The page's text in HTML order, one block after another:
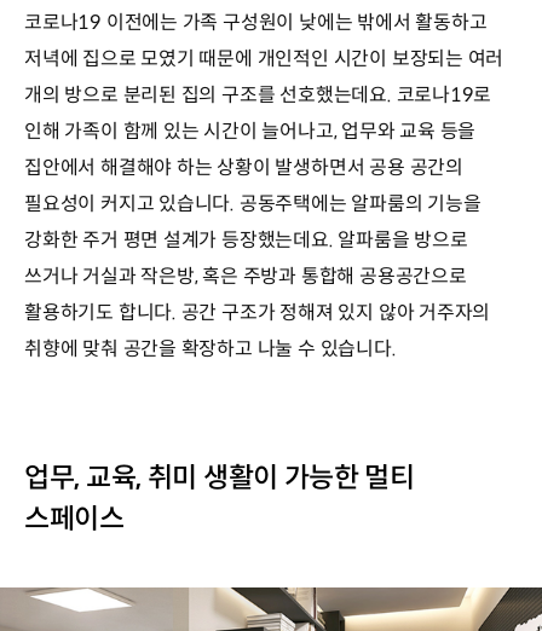
코로나19 이전에는 가족 구성원이 낮에는 밖에서 활동하고
저녁에 집으로 모였기 때문에 개인적인 시간이 보장되는 여러
개의 방으로 분리된 집의 구조를 선호했는데요. 코로나19로
인해 가족이 함께 있는 시간이 늘어나고, 업무와 교육 등을
집안에서 해결해야 하는 상황이 발생하면서 공용 공간의
필요성이 커지고 있습니다. 공동주택에는 알파룸의 기능을
강화한 주거 평면 설계가 등장했는데요. 알파룸을 방으로
쓰거나 거실과 작은방, 혹은 주방과 통합해 공용공간으로
활용하기도 합니다. 공간 구조가 정해져 있지 않아 거주자의
취향에 맞춰 공간을 확장하고 나눌 수 있습니다.
업무, 교육, 취미 생활이 가능한 멀티
스페이스